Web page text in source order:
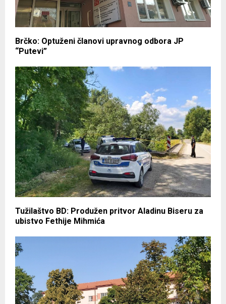
Brčko: Optuženi članovi upravnog odbora JP
“Putevi”
Tužilaštvo BD: Produžen pritvor Aladinu Biseru za
ubistvo Fethije Mihmića